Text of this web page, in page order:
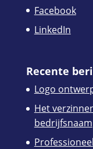
Facebook
LinkedIn
Recente
Logo
Het
bedrijfsnaam